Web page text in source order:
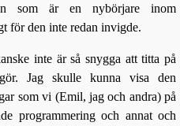
som är en nybörjare inom
för den inte redan invigde.
inte är så snygga att titta på
Jag skulle kunna visa den
som vi (Emil, jag och andra) på
programmering och annat och